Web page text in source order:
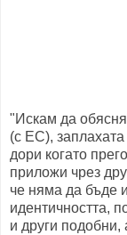
"Искам да
(с ЕС),
дори когато
приложи чрез
че няма да бъде
идентичността,
и други подобни,